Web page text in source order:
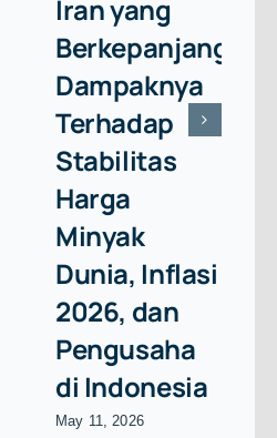
Iran yang
Berkepanjangan:
Dampaknya
Terhadap
Stabilitas
Harga
Minyak
Dunia, Inflasi
2026, dan
Pengusaha
di Indonesia
May 11, 2026